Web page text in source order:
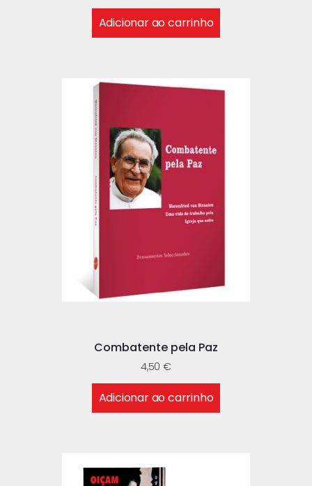
Adicionar ao carrinho
Combatente pela Paz
4,50€
Adicionar ao carrinho